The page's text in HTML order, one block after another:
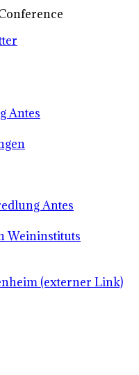
Antes
Antes
Weininstituts
(externer Link)